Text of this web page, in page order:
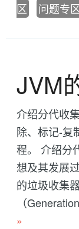
区
问题专
JVM
介绍分代收
除、标记-复
程。 介绍分
想及其发展
的垃圾收集
（
»